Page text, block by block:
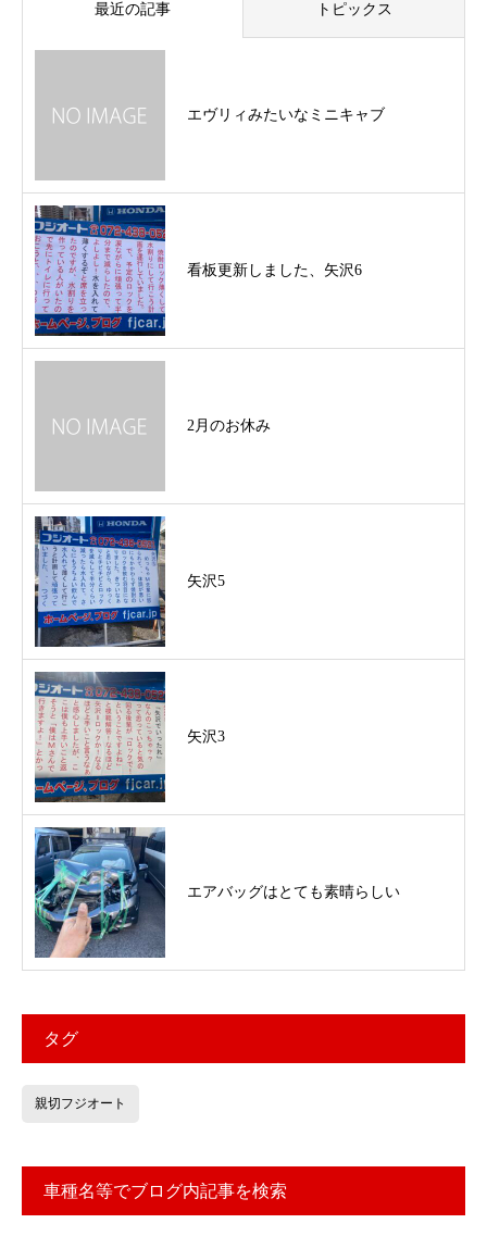
最近の記事 トピックス
エヴリィみたいなミニキャブ
看板更新しました、矢沢6
2月のお休み
矢沢5
矢沢3
エアバッグはとても素晴らしい
タグ
親切フジオート
車種名等でブログ内記事を検索